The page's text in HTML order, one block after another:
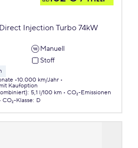
Injection Turbo 74kW
Manuell
Stoff
10.000 km/Jahr
Kaufoption
: 5,1 l/100 km
CO₂-Emissionen
CO₂-Klasse: D